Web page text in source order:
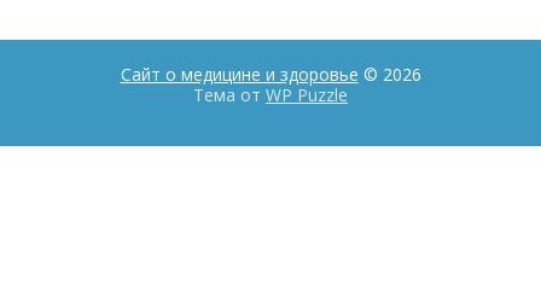
Сайт о медицине и здоровье © 2026
Тема от WP Puzzle